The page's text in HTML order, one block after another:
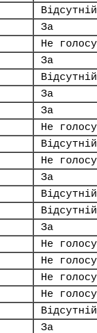
Відсутній
За
Не
За
Відсутній
За
За
Не
Відсутній
Не
За
Відсутній
Відсутній
За
Не
Не
Не
Не
Відсутній
За